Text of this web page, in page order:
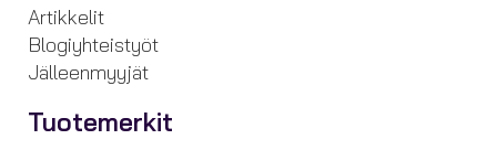
Artikkelit
Blogiyhteistyöt
Jälleenmyyjät
Tuotemerkit